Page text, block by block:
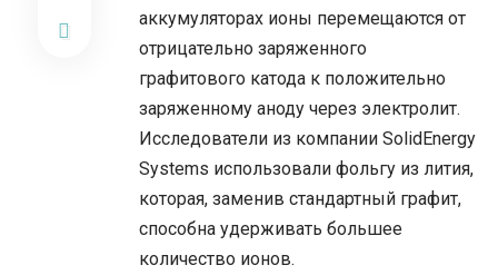
аккумуляторах ионы перемещаются от
отрицательно заряженного
графитового катода к положительно
заряженному аноду через электролит.
Исследователи из компании SolidEnergy
Systems использовали фольгу из лития,
которая, заменив стандартный графит,
способна удерживать большее
количество ионов.